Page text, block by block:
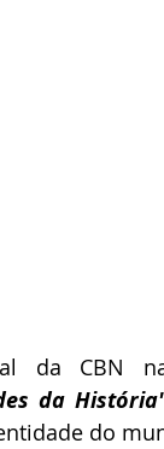
da História'
do